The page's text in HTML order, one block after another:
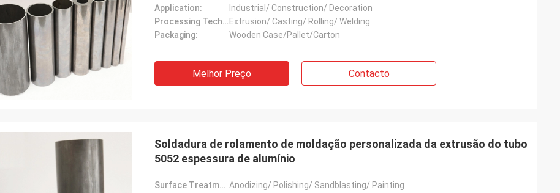
Application:
Industrial/ Construction/ Decoration
Processing Technology: Extrusion/ Casting/ Rolling/ Welding
Packaging:
Wooden Case/Pallet/Carton
Melhor Preço Contacto
Soldadura de rolamento de moldação personalizada da extrusão do tubo
5052 espessura de alumínio
Surface Treatment: Anodizing/ Polishing/ Sandblasting/ Painting